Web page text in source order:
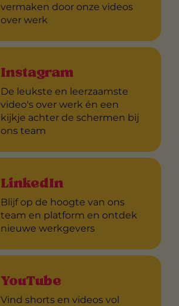
vermaken door onze videos
over werk
Instagram
De leukste en leerzaamste
video's over werk én een
kijkje achter de schermen bij
ons team
LinkedIn
Blijf op de hoogte van ons
team en platform en ontdek
nieuwe werkgevers
YouTube
Vind shorts en videos vol